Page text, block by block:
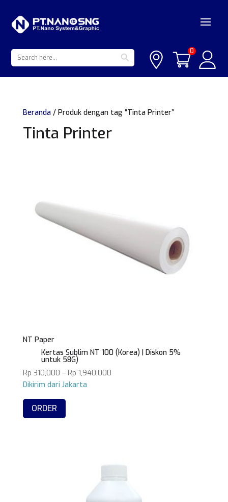
0
Search
for:
Search Button
Beranda/ Produk dengan tag “Tinta Printer”
Tinta Printer
NT Paper
Kertas Sublim NT 100 (Korea) | Diskon 5%
untuk 58G)
Rp 310,000 – Rp 1,940,000Rentang
ORDER
memiliki